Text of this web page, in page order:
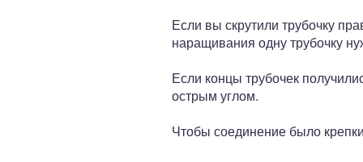
Если вы скрутили трубочку
наращивания одну трубочку
Если концы трубочек
острым углом.
Чтобы соединение было